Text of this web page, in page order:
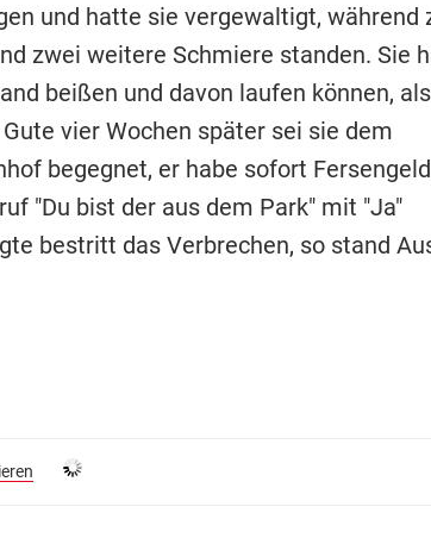
und hatte sie vergewaltigt, während
zwei weitere Schmiere standen. Sie
beißen und davon laufen können, als
vier Wochen später sei sie dem
begegnet, er habe sofort Fersengeld
"Du bist der aus dem Park" mit "Ja"
bestritt das Verbrechen, so stand